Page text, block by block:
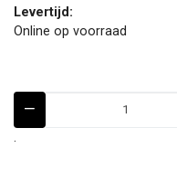
Levertijd:
Online op voorraad
.